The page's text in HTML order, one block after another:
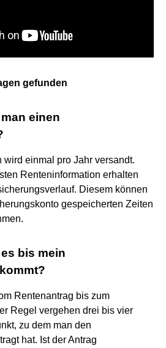
gefunden
einen
wird einmal pro Jahr versandt.
Renteninformation erhalten
Diesem können
gespeicherten Zeiten
bis mein
Rentenantrag bis zum
Regel vergehen drei bis vier
zu dem man den
hat. Ist der Antrag